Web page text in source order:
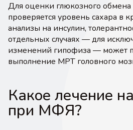
Для оценки глюкозного
проверяется уровень сахара в
анализы на инсулин,
отдельных случаях — для
изменений гипофиза — может
выполнение МРТ головного
Какое лечение
при МФЯ?